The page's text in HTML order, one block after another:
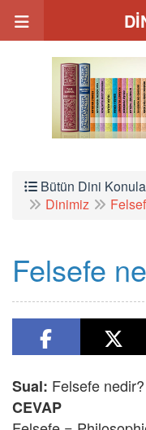
Bütün Dini
Dinimiz
Felsefe
Sual: Felsefe nedir?
CEVAP